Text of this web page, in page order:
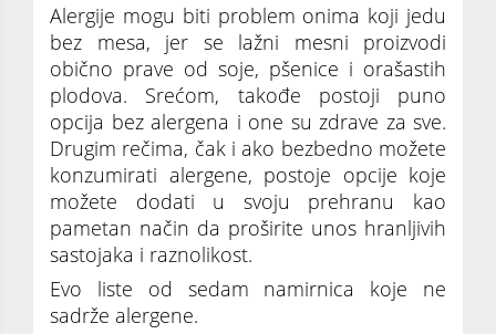
Alergije mogu biti problem onima koji jedu
bez mesa, jer se lažni mesni proizvodi
obično prave od soje, pšenice i orašastih
plodova. Srećom, takođe postoji puno
opcija bez alergena i one su zdrave za sve.
Drugim rečima, čak i ako bezbedno možete
konzumirati alergene, postoje opcije koje
možete dodati u svoju prehranu kao
pametan način da proširite unos hranljivih
sastojaka i raznolikost.
Evo liste od sedam namirnica koje ne
sadrže alergene.